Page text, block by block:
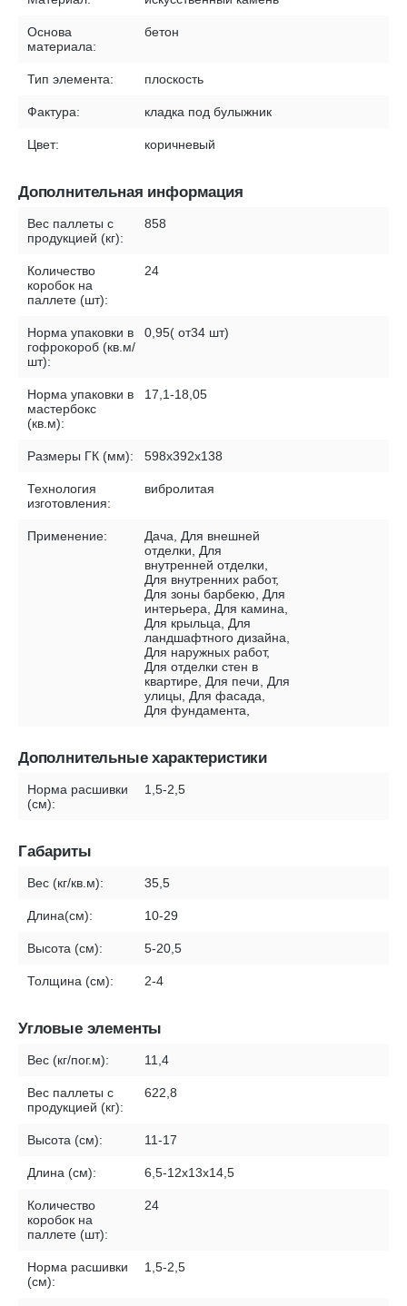
Основа
материала:
бетон
Тип элемента: плоскость
Фактура: кладка под булыжник
Цвет: коричневый
Дополнительная информация
Вес паллеты с
продукцией (кг):
858
Количество
коробок на
паллете (шт):
24
Норма упаковки в
гофрокороб (кв.м/
шт):
0,95( от34 шт)
Норма упаковки в
мастербокс
(кв.м):
17,1-18,05
Размеры ГК (мм): 598х392х138
Технология
изготовления:
вибролитая
Применение:
Дача, Для внешней
отделки, Для
внутренней отделки,
Для внутренних работ,
Для зоны барбекю, Для
интерьера, Для камина,
Для крыльца, Для
ландшафтного дизайна,
Для наружных работ,
Для отделки стен в
квартире, Для печи, Для
улицы, Для фасада,
Для фундамента,
Дополнительные характеристики
Норма расшивки
(см):
1,5-2,5
Габариты
Вес (кг/кв.м): 35,5
Длина(см): 10-29
Высота (см): 5-20,5
Толщина (см): 2-4
Угловые элементы
Вес (кг/пог.м): 11,4
Вес паллеты с
продукцией (кг):
622,8
Высота (см): 11-17
Длина (см): 6,5-12х13х14,5
Количество
коробок на
паллете (шт):
24
Норма расшивки
(см):
1,5-2,5